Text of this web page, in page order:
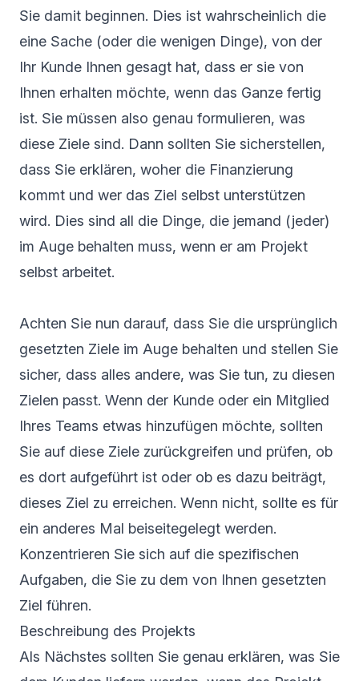
Sie damit beginnen. Dies ist wahrscheinlich die
eine Sache (oder die wenigen Dinge), von der
Ihr Kunde Ihnen gesagt hat, dass er sie von
Ihnen erhalten möchte, wenn das Ganze fertig
ist. Sie müssen also genau formulieren, was
diese Ziele sind. Dann sollten Sie sicherstellen,
dass Sie erklären, woher die Finanzierung
kommt und wer das Ziel selbst unterstützen
wird. Dies sind all die Dinge, die jemand (jeder)
im Auge behalten muss, wenn er am Projekt
selbst arbeitet.
Achten Sie nun darauf, dass Sie die ursprünglich
gesetzten Ziele im Auge behalten und stellen Sie
sicher, dass alles andere, was Sie tun, zu diesen
Zielen passt. Wenn der Kunde oder ein Mitglied
Ihres Teams etwas hinzufügen möchte, sollten
Sie auf diese Ziele zurückgreifen und prüfen, ob
es dort aufgeführt ist oder ob es dazu beiträgt,
dieses Ziel zu erreichen. Wenn nicht, sollte es für
ein anderes Mal beiseitegelegt werden.
Konzentrieren Sie sich auf die spezifischen
Aufgaben, die Sie zu dem von Ihnen gesetzten
Ziel führen.
Beschreibung des Projekts
Als Nächstes sollten Sie genau erklären, was Sie